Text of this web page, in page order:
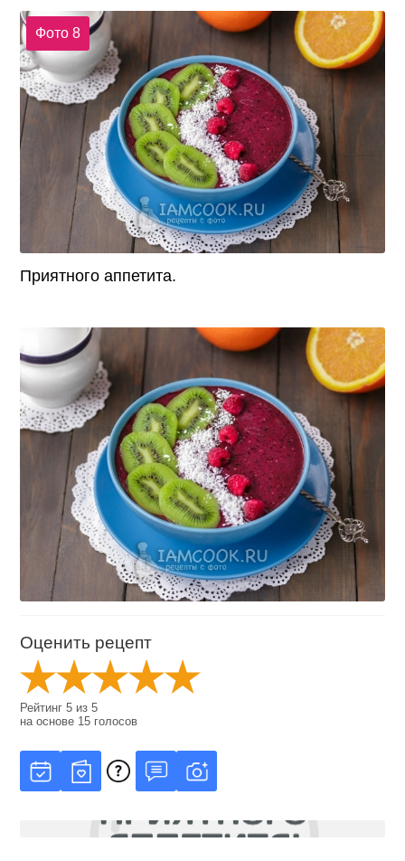
Фото 8
Приятного аппетита.
Оценить рецепт
Рейтинг5 из5
на основе 15 голосов